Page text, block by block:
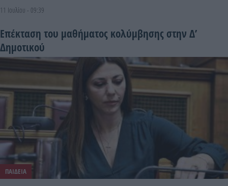
11 Ιουλίου - 09:39
Επέκταση του μαθήματος κολύμβησης στην Δ’
Δημοτικού
ΠΑΙΔΕΙΑ